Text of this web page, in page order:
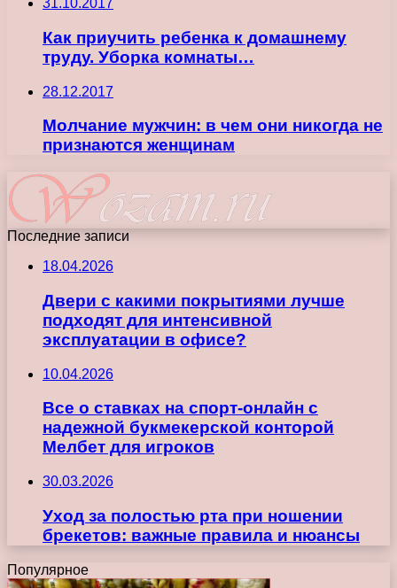
31.10.2017
Как приучить ребенка к домашнему
труду. Уборка комнаты…
28.12.2017
Молчание мужчин: в чем они никогда не
признаются женщинам
Последние записи
18.04.2026
Двери с какими покрытиями лучше
подходят для интенсивной
эксплуатации в офисе?
10.04.2026
Все о ставках на спорт-онлайн с
надежной букмекерской конторой
Мелбет для игроков
30.03.2026
Уход за полостью рта при ношении
брекетов: важные правила и нюансы
Популярное